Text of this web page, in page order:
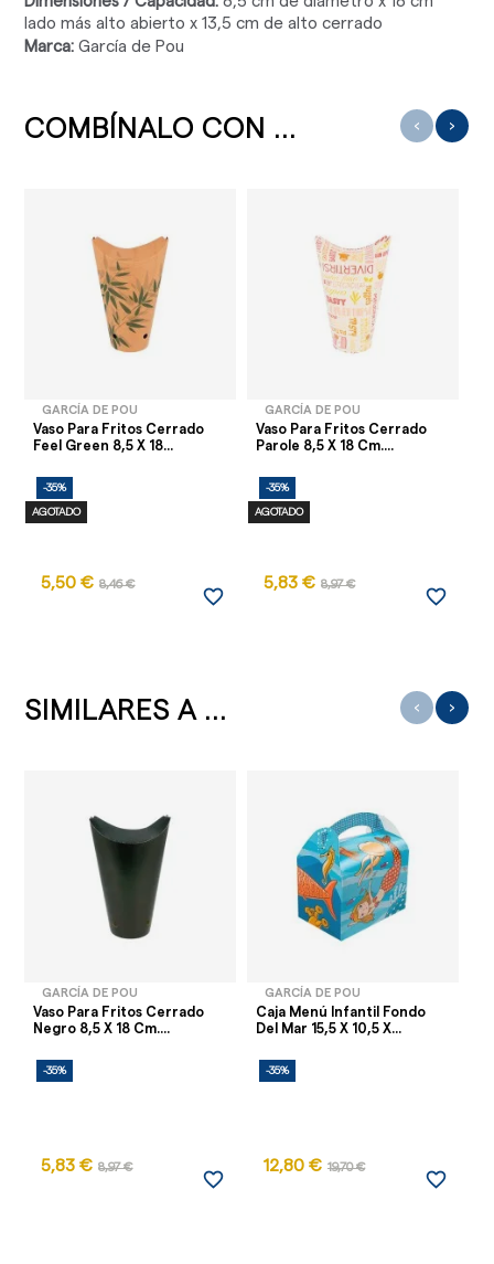
lado más alto abierto x 13,5 cm de alto cerrado
Marca: García de Pou
COMBÍNALO CON ...
GARCÍA DE POU
Vaso Para Fritos Cerrado
Feel Green 8,5 X 18...
-35%
AGOTADO
5,50 € 8,46 €
favorite_border
GARCÍA DE POU
Vaso Para Fritos Cerrado
Parole 8,5 X 18 Cm....
-35%
AGOTADO
5,83 € 8,97 €
favorite_border
‹ ›
SIMILARES A ...
GARCÍA DE POU
Vaso Para Fritos Cerrado
Negro 8,5 X 18 Cm....
-35%
5,83 € 8,97 €
favorite_border
GARCÍA DE POU
Caja Menú Infantil Fondo
Del Mar 15,5 X 10,5 X...
-35%
12,80 € 19,70 €
favorite_border
‹ ›